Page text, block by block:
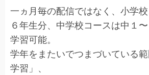
一ヵ月毎の配信ではなく、小学
６年生分、中学校コースは中１
学習可能。
学年をまたいでつまづいている
学習」、